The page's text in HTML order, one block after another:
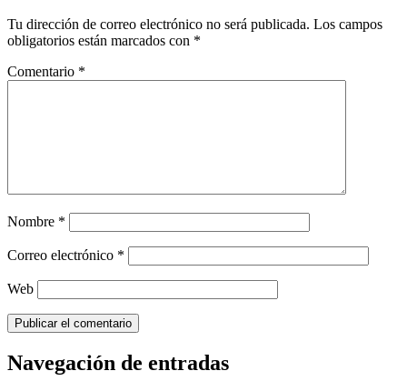
Tu dirección de correo electrónico no será publicada. Los campos
obligatorios están marcados con *
Comentario *
Nombre *
Correo electrónico *
Web
Navegación de entradas